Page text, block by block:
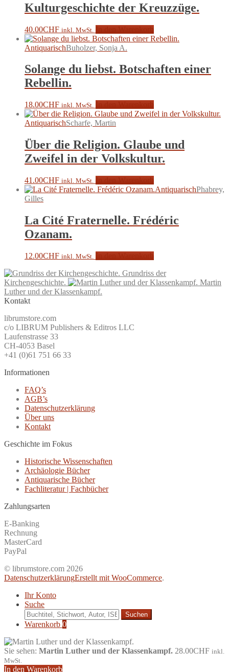
Kulturgeschichte der Kreuzzüge.
40.00CHF inkl. MwSt.
AntiquarischBuholzer, Sonja A.
Solange du liebst. Botschaften einer
Rebellin.
18.00CHF inkl. MwSt.
AntiquarischScharfe, Martin
Über die Religion. Glaube und
Zweifel in der Volkskultur.
41.00CHF inkl. MwSt.
AntiquarischPhabrey,
Gilles
La Cité Fraternelle. Frédéric
Ozanam.
12.00CHF inkl. MwSt.
Grundriss der
Kirchengeschichte.
Martin
Luther und der Klassenkampf.
Kontakt
librumstore.com
c/o LIBRUM Publishers & Editros LLC
Laufenstrasse 33
CH-4053 Basel
+41 (0)61 751 66 33
Informationen
FAQ’s
AGB’s
Datenschutzerklärung
Über uns
Kontakt
Geschichte im Fokus
Historische Wissenschaften
Archäologie Bücher
Antiquarische Bücher
Fachliteratur | Fachbücher
Zahlungsarten
E-Banking
Rechnung
MasterCard
PayPal
© librumstore.com 2026
DatenschutzerklärungErstellt mit WooCommerce.
Ihr Konto
Suche
Suche
nach:
Warenkorb 0
Sie sehen: Martin Luther und der Klassenkampf. 28.00CHF inkl.
MwSt.
In den Warenkorb